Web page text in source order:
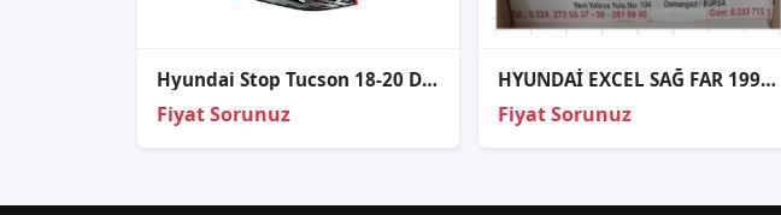
Hyundai Stop Tucson 18-20 Dış Sağ (Ledsiz)
Fiyat Sorunuz
HYUNDAİ EXCEL SAĞ FAR 1992-1994 92102-101 24300
Fiyat Sorunuz